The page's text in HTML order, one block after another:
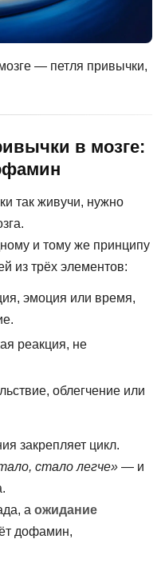
— петля привычки,
в мозге:
так живучи, нужно
и тому же принципу
из трёх элементов:
эмоция или время,
реакция, не
облегчение или
закрепляет цикл.
стало легче» — и
а ожидание
дофамин,